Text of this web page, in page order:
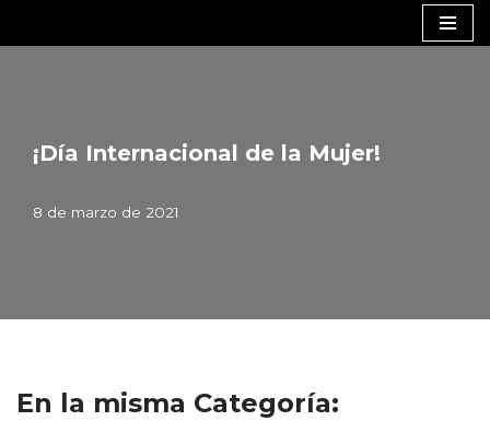
¡Día Internacional de la Mujer!
8 de marzo de 2021
En la misma Categoría: